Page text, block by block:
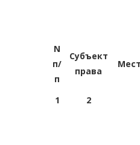
N
п/
п
Субъект
права
1 2